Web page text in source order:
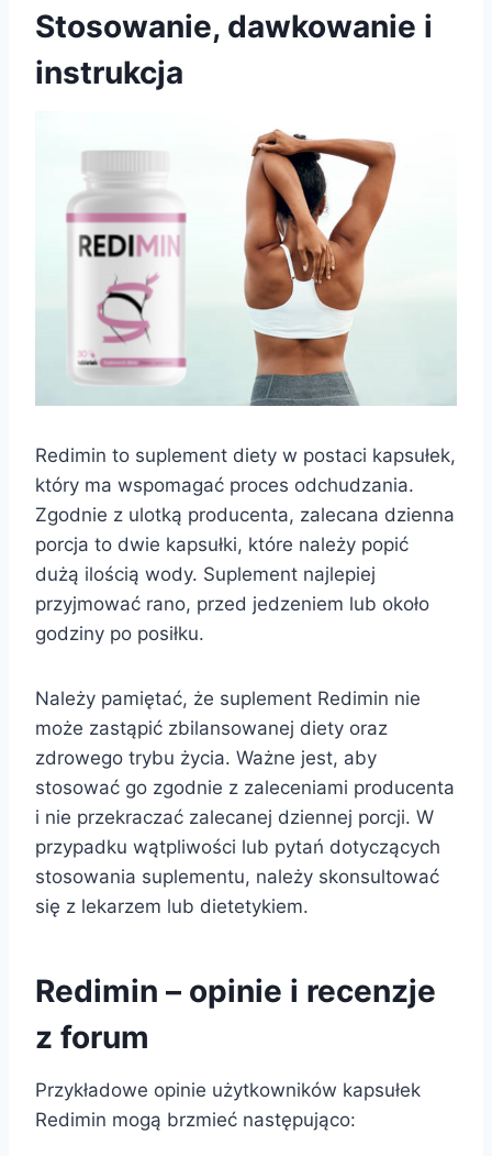
Stosowanie, dawkowanie i
instrukcja
Redimin to suplement diety w postaci kapsułek,
który ma wspomagać proces odchudzania.
Zgodnie z ulotką producenta, zalecana dzienna
porcja to dwie kapsułki, które należy popić
dużą ilością wody. Suplement najlepiej
przyjmować rano, przed jedzeniem lub około
godziny po posiłku.
Należy pamiętać, że suplement Redimin nie
może zastąpić zbilansowanej diety oraz
zdrowego trybu życia. Ważne jest, aby
stosować go zgodnie z zaleceniami producenta
i nie przekraczać zalecanej dziennej porcji. W
przypadku wątpliwości lub pytań dotyczących
stosowania suplementu, należy skonsultować
się z lekarzem lub dietetykiem.
Redimin – opinie i recenzje
z forum
Przykładowe opinie użytkowników kapsułek
Redimin mogą brzmieć następująco: